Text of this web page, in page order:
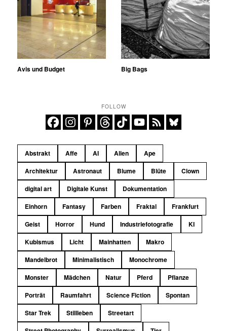
Avis und Budget Big Bags
FOLLOW
Abstrakt Affe AI Alien
Ape
Architektur
Astronaut Blume Blüte
Clown
digital art
Digitale Kunst
Dokumentation
Einhorn
Fantasy Farben Fraktal
Frankfurt
Geist
Horror Hund Industriefotografie
KI
Kubismus
Licht Mainhatten
Makro
Mandelbrot
Minimalistisch
Monochrome
Monster
Mädchen Natur Pferd
Pflanze
Porträt
Raumfahrt Science Fiction
Spontan
Star Trek
Stillleben
Streetart